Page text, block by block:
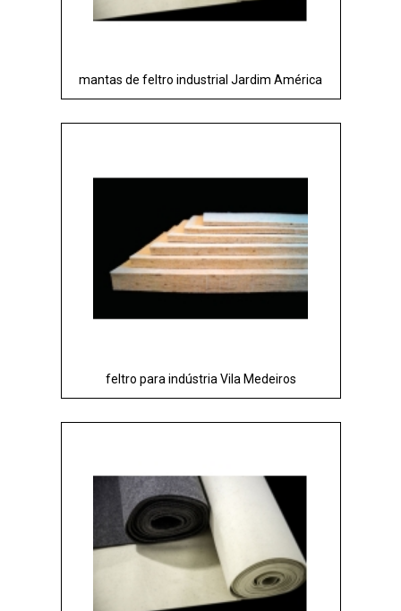
mantas de feltro industrial Jardim América
feltro para indústria Vila Medeiros